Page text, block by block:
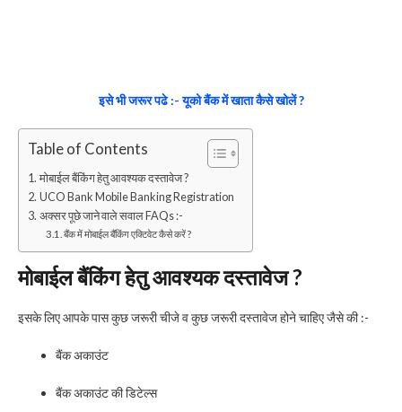
इसे भी जरूर पढे :- यूको बैंक में खाता कैसे खोलें ?
Table of Contents
मोबाईल बैंकिंग हेतु आवश्यक दस्तावेज ?
UCO Bank Mobile Banking Registration
अक्सर पूछे जाने वाले सवाल FAQs :-
बैंक में मोबाईल बैंकिंग एक्टिवेट कैसे करें ?
मोबाईल बैंकिंग हेतु आवश्यक दस्तावेज ?
इसके लिए आपके पास कुछ जरूरी चीजे व कुछ जरूरी दस्तावेज होने चाहिए जैसे की :-
बैंक अकाउंट
बैंक अकाउंट की डिटेल्स